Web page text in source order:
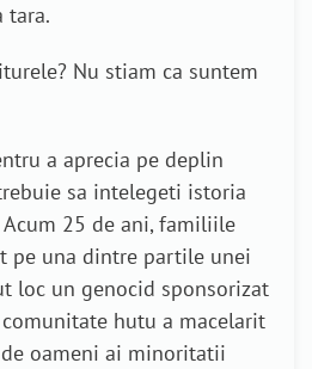
tara.
Nu stiam ca suntem
a aprecia pe deplin
sa intelegeti istoria
25 de ani, familiile
pe una dintre partile unei
loc un genocid sponsorizat
hutu a macelarit
oameni ai minoritatii